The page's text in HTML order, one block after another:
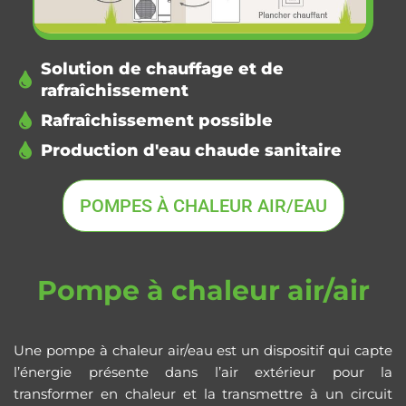
Solution de chauffage et de
rafraîchissement
Rafraîchissement possible
Production d'eau chaude sanitaire
POMPES À CHALEUR AIR/EAU
Pompe à chaleur air/air
Une pompe à chaleur air/eau est un dispositif qui capte
l’énergie présente dans l’air extérieur pour la
transformer en chaleur et la transmettre à un circuit